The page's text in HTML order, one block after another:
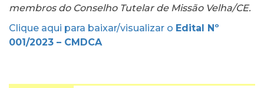
membros do Conselho Tutelar de Missão Velha/CE.
Clique aqui para baixar/visualizar o Edital Nº
001/2023 – CMDCA